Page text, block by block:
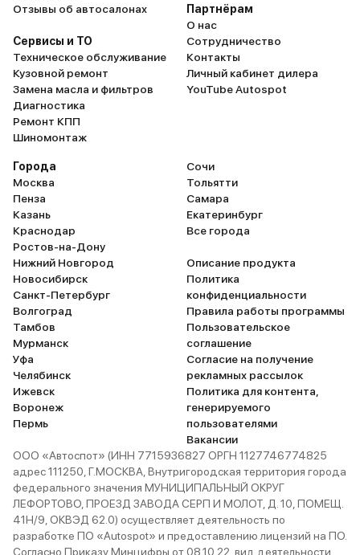
Отзывы об автосалонах
Сервисы и ТО
Техническое обслуживание
Кузовной ремонт
Замена масла и фильтров
Диагностика
Ремонт КПП
Шиномонтаж
Партнёрам
О нас
Сотрудничество
Контакты
Личный кабинет дилера
YouTube Autospot
Города
Москва
Пенза
Казань
Краснодар
Ростов-на-Дону
Нижний Новгород
Новосибирск
Санкт-Петербург
Волгоград
Тамбов
Мурманск
Уфа
Челябинск
Ижевск
Воронеж
Пермь
Сочи
Тольятти
Самара
Екатеринбург
Все города
Описание продукта
Политика
конфиденциальности
Правила работы программы
Пользовательское
соглашение
Согласие на получение
рекламных рассылок
Политика для контента,
генерируемого
пользователями
Вакансии
ООО «Автоспот» (ИНН 7715936827 ОРГН 1127746774825
адрес 111250, Г.МОСКВА, Внутригородская территория города
федерального значения МУНИЦИПАЛЬНЫЙ ОКРУГ
ЛЕФОРТОВО, ПРОЕЗД ЗАВОДА СЕРП И МОЛОТ, Д. 10, ПОМЕЩ.
41Н/9, ОКВЭД 62.0) осуществляет деятельность по
разработке ПО «Autospot» и предоставлению лицензий на ПО.
Согласно Приказу Минцифры от 08.10.22, вид деятельности